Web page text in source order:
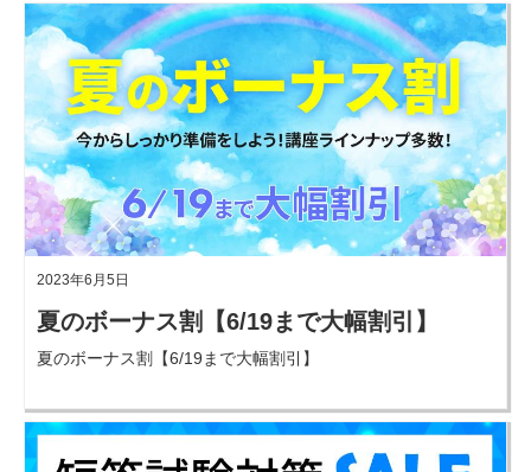
2023年6月5日
夏のボーナス割【6/19まで大幅割引】
夏のボーナス割【6/19まで大幅割引】